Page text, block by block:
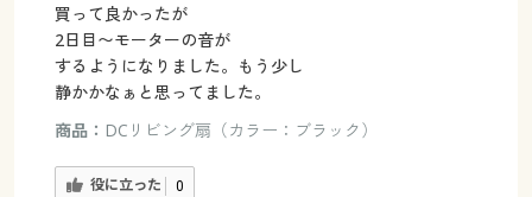
買って良かったが
2日目〜モーターの音が
するようになりました。もう少し
静かかなぁと思ってました。
商品： DCリビング扇（カラー：ブラック）
役に立った 0